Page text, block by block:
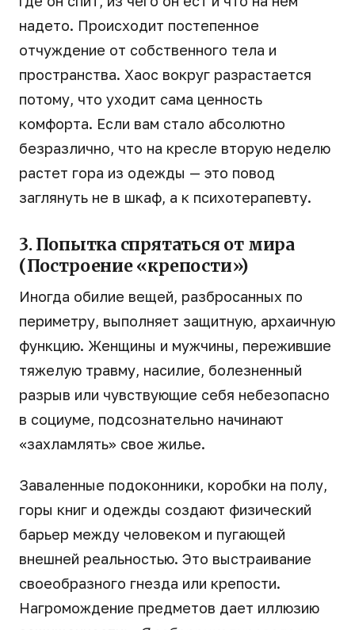
надето. Происходит постепенное
отчуждение от собственного тела и
пространства. Хаос вокруг разрастается
потому, что уходит сама ценность
комфорта. Если вам стало абсолютно
безразлично, что на кресле вторую неделю
растет гора из одежды — это повод
заглянуть не в шкаф, а к психотерапевту.
3. Попытка спрятаться от мира
(Построение «крепости»)
Иногда обилие вещей, разбросанных по
периметру, выполняет защитную, архаичную
функцию. Женщины и мужчины, пережившие
тяжелую травму, насилие, болезненный
разрыв или чувствующие себя небезопасно
в социуме, подсознательно начинают
«захламлять» свое жилье.
Заваленные подоконники, коробки на полу,
горы книг и одежды создают физический
барьер между человеком и пугающей
внешней реальностью. Это выстраивание
своеобразного гнезда или крепости.
Нагромождение предметов дает иллюзию